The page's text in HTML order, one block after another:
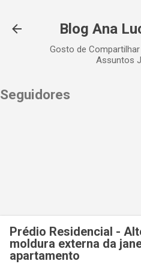
Blog Ana
Gosto de
Assuntos
Seguidores
Prédio Residencial -
moldura externa da
apartamento